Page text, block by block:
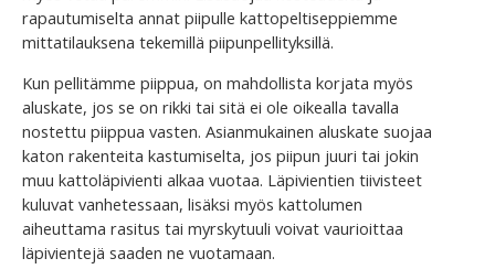
rapautumiselta annat piipulle kattopeltiseppiemme
mittatilauksena tekemillä piipunpellityksillä.
Kun pellitämme piippua, on mahdollista korjata myös
aluskate, jos se on rikki tai sitä ei ole oikealla tavalla
nostettu piippua vasten. Asianmukainen aluskate suojaa
katon rakenteita kastumiselta, jos piipun juuri tai jokin
muu kattoläpivienti alkaa vuotaa. Läpivientien tiivisteet
kuluvat vanhetessaan, lisäksi myös kattolumen
aiheuttama rasitus tai myrskytuuli voivat vaurioittaa
läpivientejä saaden ne vuotamaan.